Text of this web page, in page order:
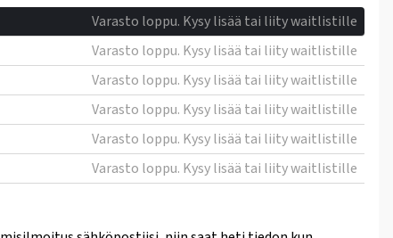
Varasto loppu. Kysy lisää tai liity waitlistille
Varasto loppu. Kysy lisää tai liity waitlistille
Varasto loppu. Kysy lisää tai liity waitlistille
Varasto loppu. Kysy lisää tai liity waitlistille
Varasto loppu. Kysy lisää tai liity waitlistille
Varasto loppu. Kysy lisää tai liity waitlistille